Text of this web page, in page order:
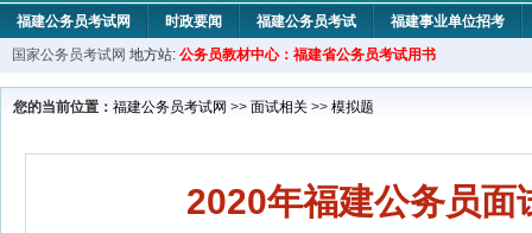
福建公务员考试网 时政要闻 福建公务员考试
福建事业单位招考
国家公务员考试网 地方站: 公务员教材中心：福建省公务员考试用书
您的当前位置： 福建公务员考试网 >> 面试相关 >> 模拟题
2020年福建公务员面